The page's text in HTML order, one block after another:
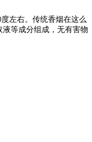
左右。传统香烟在这么
等成分组成，无有害物